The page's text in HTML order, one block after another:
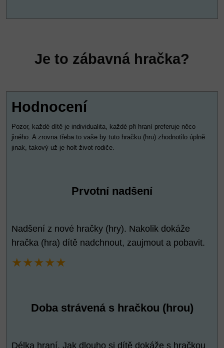
Je to zábavná hračka?
Hodnocení
Pozor, každé dítě je individualita, každé při hraní preferuje něco
jiného. A zrovna třeba to vaše by tuto hračku (hru) zhodnotilo úplně
jinak, takový už je holt život rodiče.
Prvotní nadšení
Nadšení z nové hračky (hry). Nakolik dokáže
hračka (hra) dítě nadchnout, zaujmout a pobavit.
★★★★★
Doba strávená s hračkou (hrou)
Délka hraní. Jak dlouho si dítě dokáže s hračkou